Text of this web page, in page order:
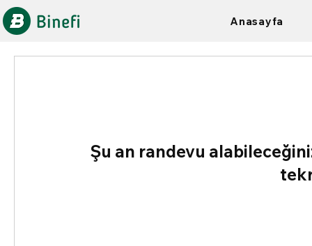
Anasayfa
Şu an randevu